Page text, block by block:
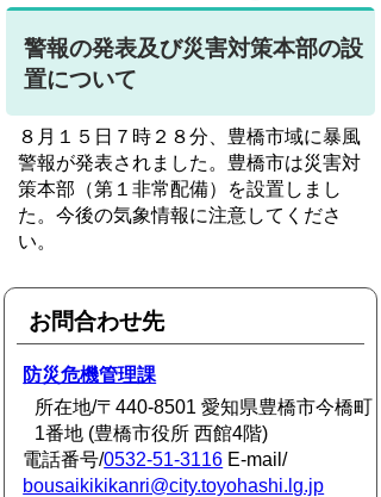
警報の発表及び災害対策本部の設
置について
８月１５日７時２８分、豊橋市域に暴風
警報が発表されました。豊橋市は災害対
策本部（第１非常配備）を設置しまし
た。今後の気象情報に注意してくださ
い。
お問合わせ先
防災危機管理課
所在地/〒440-8501 愛知県豊橋市今橋町
1番地 (豊橋市役所 西館4階)
電話番号/0532-51-3116 E-mail/
bousaikikikanri@city.toyohashi.lg.jp